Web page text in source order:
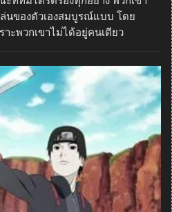
นของตัวเองสมบูรณ์แบบ โดย
าะพวกเขาไม่ได้อยู่คนเดียว